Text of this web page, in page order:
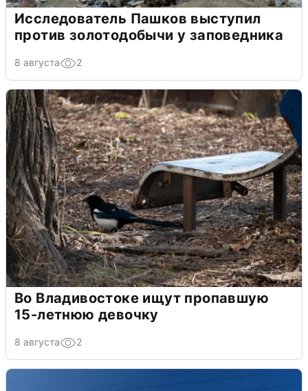
Исследователь Пашков выступил
против золотодобычи у заповедника
8 августа 2
Во Владивостоке ищут пропавшую
15-летнюю девочку
8 августа 2